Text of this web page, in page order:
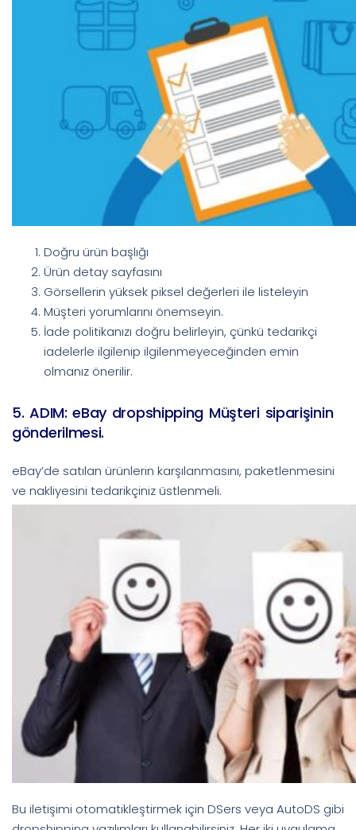
Doğru ürün başlığı
Ürün detay sayfasını
Görsellerin yüksek piksel değerleri ile listeleyin
Müşteri yorumlarını önemseyin.
İade politikanızı doğru belirleyin, çünkü tedarikçi
iadelerle ilgilenip ilgilenmeyeceğinden emin
olmanız önerilir.
5. ADIM: eBay dropshipping Müşteri siparişinin
gönderilmesi.
eBay’de satılan ürünlerin karşılanmasını, paketlenmesini
ve nakliyesini tedarikçiniz üstlenmeli.
Bu iletişimi otomatikleştirmek için DSers veya AutoDS gibi